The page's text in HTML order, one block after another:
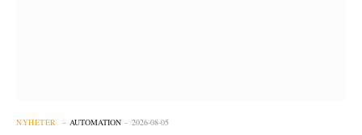
NYHETER AUTOMATION 2026-08-05